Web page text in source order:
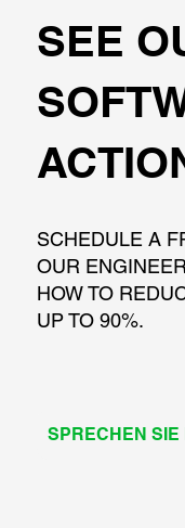
SEE
SCHEDULE A
OUR
HOW TO
UP TO 90%.
SPRECHEN SIE